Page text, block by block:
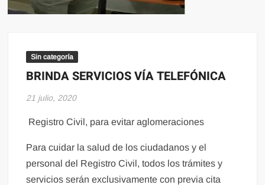
Sin categoría
BRINDA SERVICIOS VÍA TELEFÓNICA
21 julio, 2020
Registro Civil, para evitar aglomeraciones
Para cuidar la salud de los ciudadanos y el
personal del Registro Civil, todos los trámites y
servicios serán exclusivamente con previa cita